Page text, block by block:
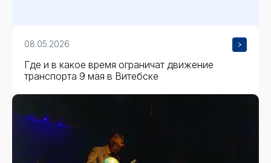
08.05.2026
Где и в какое время ограничат движение
транспорта 9 мая в Витебске